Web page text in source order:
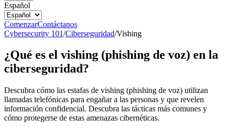
Español
ComenzarContáctanos
Cybersecurity 101/Ciberseguridad/Vishing
¿Qué es el vishing (phishing de voz) en la
ciberseguridad?
Descubra cómo las estafas de vishing (phishing de voz) utilizan
llamadas telefónicas para engañar a las personas y que revelen
información confidencial. Descubra las tácticas más comunes y
cómo protegerse de estas amenazas cibernéticas.